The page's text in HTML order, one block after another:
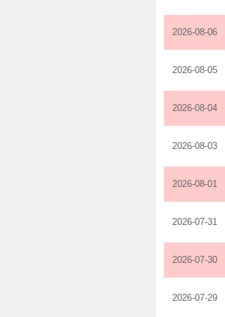
2026-08-06
2026-08-05
2026-08-04
2026-08-03
2026-08-01
2026-07-31
2026-07-30
2026-07-29